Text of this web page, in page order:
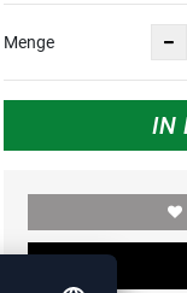
Menge
IN